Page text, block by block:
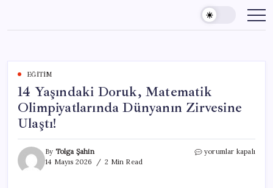
content
EĞITIM
14 Yaşındaki Doruk, Matematik
Olimpiyatlarında Dünyanın Zirvesine
Ulaştı!
By Tolga Şahin
14 Mayıs 2026
2 Min Read
14
yorumlar kapalı